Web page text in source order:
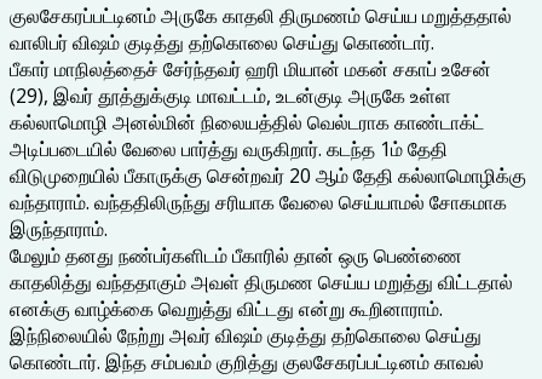
குலசேகரப்பட்டினம் அருகே காதலி திருமணம் செய்ய மறுத்ததால்
வாலிபர் விஷம் குடித்து தற்கொலை செய்து கொண்டார்.
பீகார் மாநிலத்தைச் சேர்ந்தவர் ஹரி மியான் மகன் சகாப் உசேன்
(29), இவர் தூத்துக்குடி மாவட்டம், உடன்குடி அருகே உள்ள
கல்லாமொழி அனல்மின் நிலையத்தில் வெல்டராக காண்டாக்ட்
அடிப்படையில் வேலை பார்த்து வருகிறார். கடந்த 1ம் தேதி
விடுமுறையில் பீகாருக்கு சென்றவர் 20 ஆம் தேதி கல்லாமொழிக்கு
வந்தாராம். வந்ததிலிருந்து சரியாக வேலை செய்யாமல் சோகமாக
இருந்தாராம்.
மேலும் தனது நண்பர்களிடம் பீகாரில் தான் ஒரு பெண்ணை
காதலித்து வந்ததாகும் அவள் திருமண செய்ய மறுத்து விட்டதால்
எனக்கு வாழ்க்கை வெறுத்து விட்டது என்று கூறினாராம்.
இந்நிலையில் நேற்று அவர் விஷம் குடித்து தற்கொலை செய்து
கொண்டார். இந்த சம்பவம் குறித்து குலசேகரப்பட்டினம் காவல்